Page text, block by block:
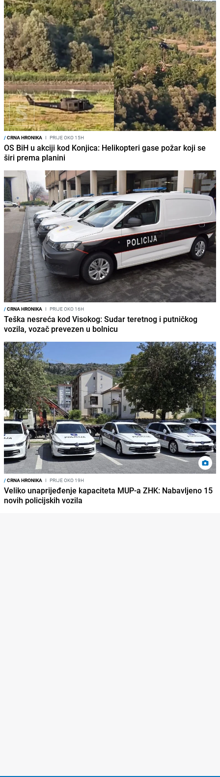
/CRNA HRONIKA I PRIJE OKO 15H
OS BiH u akciji kod Konjica: Helikopteri gase požar koji se
širi prema planini
/CRNA HRONIKA I PRIJE OKO 16H
Teška nesreća kod Visokog: Sudar teretnog i putničkog
vozila, vozač prevezen u bolnicu
/CRNA HRONIKA I PRIJE OKO 19H
Veliko unaprijeđenje kapaciteta MUP-a ZHK: Nabavljeno 15
novih policijskih vozila